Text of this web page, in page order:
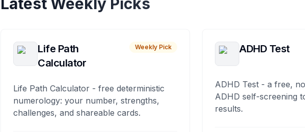
Life Path
Calculator
Weekly Pick
Life Path Calculator - free deterministic
numerology: your number, strengths,
challenges, and shareable cards.
ADHD Test
ADHD Test - a free,
ADHD self-screening
results.